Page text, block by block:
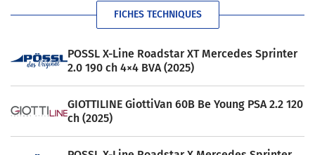
FICHES TECHNIQUES
POSSL X-Line Roadstar XT Mercedes Sprinter
2.0 190 ch 4×4 BVA (2025)
GIOTTILINE GiottiVan 60B Be Young PSA 2.2 120
ch (2025)